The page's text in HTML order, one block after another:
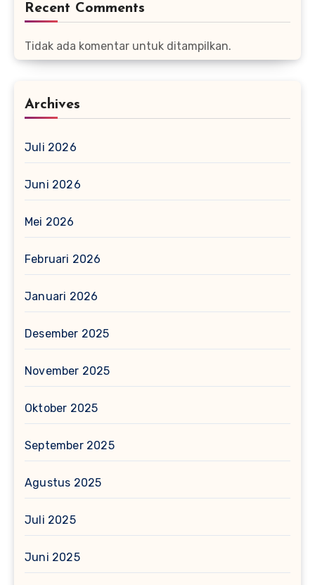
Recent Comments
Tidak ada komentar untuk ditampilkan.
Archives
Juli 2026
Juni 2026
Mei 2026
Februari 2026
Januari 2026
Desember 2025
November 2025
Oktober 2025
September 2025
Agustus 2025
Juli 2025
Juni 2025